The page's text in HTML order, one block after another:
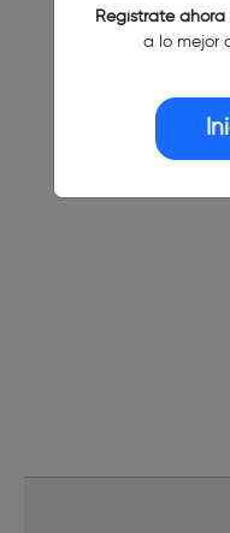
Regístrate ahora
a lo mejor